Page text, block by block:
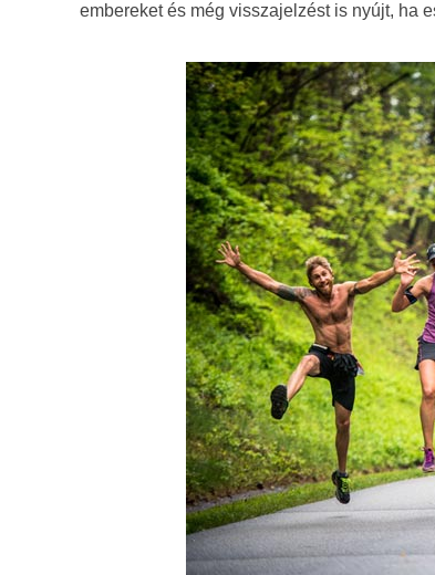
embereket és még visszajelzést is nyújt, ha